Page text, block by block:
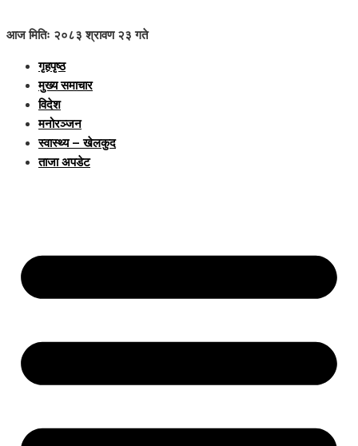
आज मितिः २०८३ श्रावण २३ गते
गृहपृष्ठ
मुख्य समाचार
विदेश
मनोरञ्जन
स्वास्थ्य – खेलकुद
ताजा अपडेट